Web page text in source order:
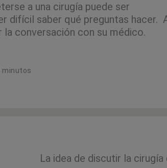
a una cirugía puede ser
difícil saber qué preguntas hacer.
la conversación con su médico.
minutos
La idea de discutir la